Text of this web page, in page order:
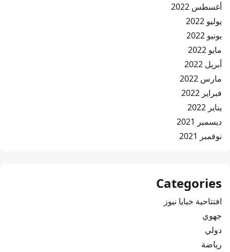
أغسطس 2022
يوليو 2022
يونيو 2022
مايو 2022
أبريل 2022
مارس 2022
فبراير 2022
يناير 2022
ديسمبر 2021
نوفمبر 2021
Categories
افتتاحية خبايا نيوز
جهوي
دولي
رياضة